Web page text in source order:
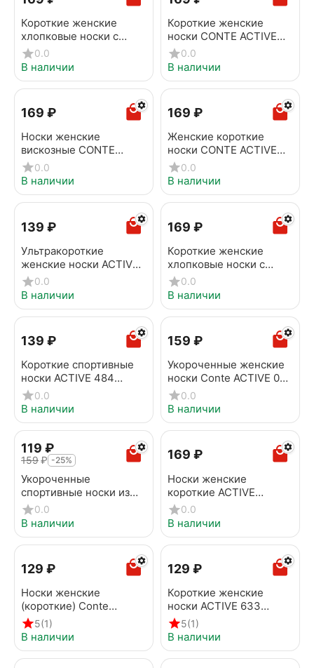
Короткие женские
хлопковые носки с
пикотом-«сердечком» в
горошек 222 белый
0.0
В наличии
Короткие женские
носки CONTE ACTIVE
704 светло-серый
0.0
В наличии
‍169‍ ₽
Носки женские
вискозные CONTE
ACTIVE 704 кремовый
0.0
В наличии
‍169‍ ₽
Женские короткие
носки CONTE ACTIVE
704 голубой
0.0
В наличии
‍139‍ ₽
Ультракороткие
женские носки ACTIVE
с ажурным
переплетением 179
белый
0.0
В наличии
‍169‍ ₽
Короткие женские
хлопковые носки с
пикотом-«сердечком»
221 белый
0.0
В наличии
‍139‍ ₽
Короткие спортивные
носки ACTIVE 484
черный
0.0
В наличии
‍159‍ ₽
Укороченные женские
носки Conte ACTIVE 035
светло-серый-голубой
0.0
В наличии
‍119‍ ₽
‍159‍₽ -25%
Укороченные
спортивные носки из
хлопка ACTIVE 035
черный-лиловый
0.0
В наличии
‍169‍ ₽
Носки женские
короткие ACTIVE
(махровая стопа) 572
черный
0.0
В наличии
‍129‍ ₽
Носки женские
(короткие) Conte
ACTIVE 633 розовый
5(1)
В наличии
‍129‍ ₽
Короткие женские
носки ACTIVE 633
салатовый
5(1)
В наличии